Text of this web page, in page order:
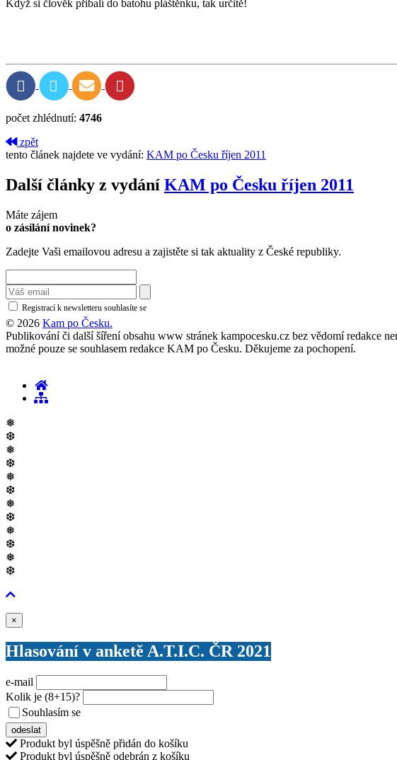
Když si člověk přibalí do batohu pláštěnku, tak určitě!
počet zhlédnutí: 4746
zpět
tento článek najdete ve vydání: KAM po Česku říjen 2011
Další články z vydání KAM po Česku říjen 2011
Máte zájem
o zásílání novinek?
Zadejte Vaši emailovou adresu a zajistěte si tak aktuality z České republiky.
Registrací k newsletteru souhlasíte se
© 2026 Kam po Česku.
Publikování či další šíření obsahu www stránek kampocesku.cz bez vědomí redakce
možné pouze se souhlasem redakce KAM po Česku. Děkujeme za pochopení.
❅
❆
❅
❆
❅
❆
❅
❆
❅
❆
❅
❆
×
Hlasování v anketě A.T.I.C. ČR 2021
e-mail
Kolik je (8+15)?
Souhlasím se
odeslat
Produkt byl úspěšně přidán do košíku
Produkt byl úspěšně odebrán z košíku